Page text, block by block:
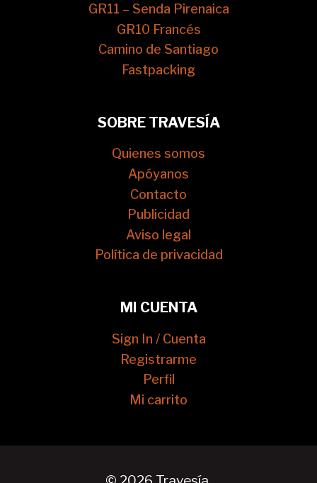
GR11 – Senda Pirenaica
GR10 Francés
Camino de Santiago
Fastpacking
SOBRE TRAVESÍA
Quienes somos
Apóyanos
Contacto
Publicidad
Aviso legal
Política de privacidad
MI CUENTA
Sign In / Cuenta
Registrarme
Perfil
Mi carrito